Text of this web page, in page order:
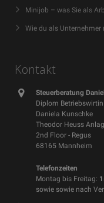
Minijob – was Sie als
Wie du als Unternehmer
Kontakt
Steuerberatung
Diplom Betriebswirtin
Daniela Kunschke
Theodor Heuss
2nd Floor - Regus
68165 Mannheim
Telefonzeiten
Montag bis Freitag:
sowie sowie nach